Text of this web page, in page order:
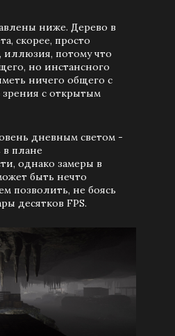
ниже. Дерево в
скорее, просто
потому что
но инстансного
ничего общего с
зрения с открытым
дневным светом -
плане
однако замеры в
быть нечто
позволить, не боясь
десятков FPS.